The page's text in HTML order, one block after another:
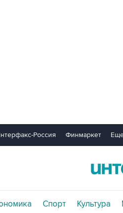
Россия Финмаркет
Спорт Культура